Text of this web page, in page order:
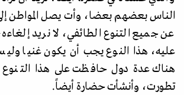
الناس بعضهم بعضا، وأت يصل المواطن
عن جميع التنوع الطائفي، لا نريد
عليه، هذا النوع يجب أن يكون غنيا
هناك عدة دول حافظت على هذا
تطورت، وأنشأت حضارة أيضاً.